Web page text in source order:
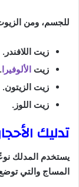
للجسم، ومن
زيت اللافندر.
زيت الألوفيرا.
زيت الزيتون.
زيت اللوز.
تدليك
يستخدم المدلك
المساج والتي